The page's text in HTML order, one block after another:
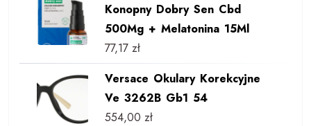
Konopny Dobry Sen Cbd
500Mg + Melatonina 15Ml
77,17 zł
Versace Okulary Korekcyjne
Ve 3262B Gb1 54
554,00 zł